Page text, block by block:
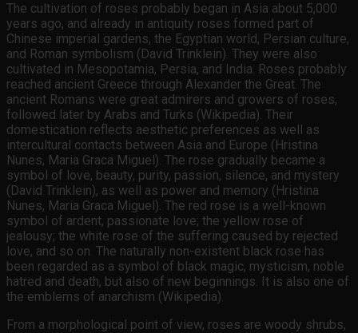
The cultivation of roses probably began in Asia about 5,000
years ago, and already in antiquity roses formed part of
Chinese imperial gardens, the Egyptian world, Persian culture,
and Roman symbolism (David Trinklein). They were also
cultivated in Mesopotamia, Persia, and India. Roses probably
reached ancient Greece through Alexander the Great. The
ancient Romans were great admirers and growers of roses,
followed later by Arabs and Turks (Wikipedia). Their
domestication reflects aesthetic preferences as well as
intercultural contacts between Asia and Europe (Hristina
Nunes, Maria Graca Miguel). The rose gradually became a
symbol of love, beauty, purity, passion, silence, and mystery
(David Trinklein), as well as power and memory (Hristina
Nunes, Maria Graca Miguel). The red rose is a well-known
symbol of ardent, passionate love; the yellow rose of
jealousy; the white rose of the suffering caused by rejected
love, and so on. The naturally non-existent black rose has
been regarded as a symbol of black magic, mysticism, noble
hatred and death, but also of new beginnings. It is also one of
the emblems of anarchism (Wikipedia).
From a morphological point of view, roses are woody shrubs,